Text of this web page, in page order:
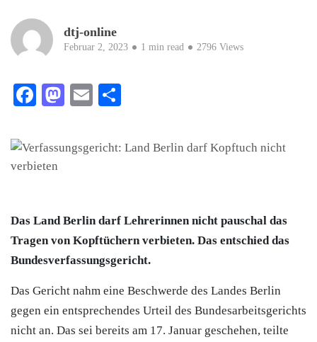
dtj-online
Februar 2, 2023 1 min read 2796 Views
Facebook
Mastodon
Email
Das Land Berlin darf Lehrerinnen nicht pauschal das
Tragen von Kopftüchern verbieten. Das entschied das
Bundesverfassungsgericht.
Das Gericht nahm eine Beschwerde des Landes Berlin
gegen ein entsprechendes Urteil des Bundesarbeitsgerichts
nicht an. Das sei bereits am 17. Januar geschehen, teilte